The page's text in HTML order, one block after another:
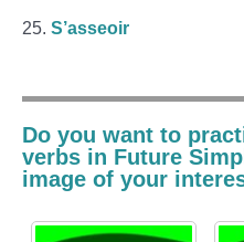
S’asseoir
Do you want to
verbs in Future
image of your